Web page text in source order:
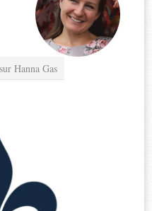
Hanna Gas